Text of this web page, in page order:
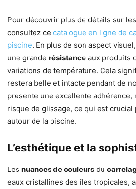
Pour découvrir plus de détails sur
consultez ce catalogue en ligne de
piscine. En plus de son aspect
une grande résistance aux produits
variations de température. Cela
restera belle et intacte pendant de
présente une excellente adhérence,
risque de glissage, ce qui est crucial
autour de la piscine.
L’esthétique et la
Les nuances de couleurs du
eaux cristallines des îles tropicales,